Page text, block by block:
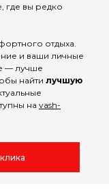
где вы редко
отдыха.
и ваши личные
— лучше
найти лучшую
на vash-